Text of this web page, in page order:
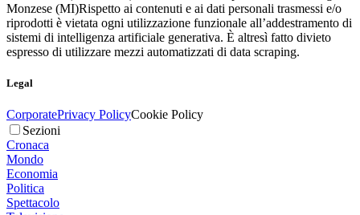
Monzese (MI)Rispetto ai contenuti e ai dati personali trasmessi e/o
riprodotti è vietata ogni utilizzazione funzionale all’addestramento di
sistemi di intelligenza artificiale generativa. È altresì fatto divieto
espresso di utilizzare mezzi automatizzati di data scraping.
Legal
CorporatePrivacy PolicyCookie Policy
Sezioni
Cronaca
Mondo
Economia
Politica
Spettacolo